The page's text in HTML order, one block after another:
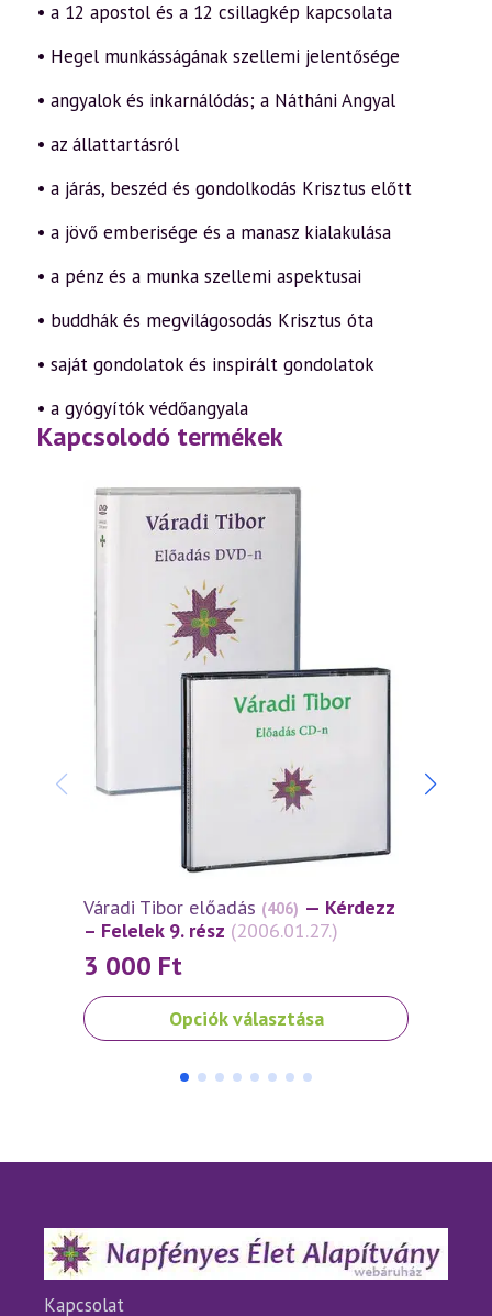
• a 12 apostol és a 12 csillagkép kapcsolata
• Hegel munkásságának szellemi jelentősége
• angyalok és inkarnálódás; a Nátháni Angyal
• az állattartásról
• a járás, beszéd és gondolkodás Krisztus előtt
• a jövő emberisége és a manasz kialakulása
• a pénz és a munka szellemi aspektusai
• buddhák és megvilágosodás Krisztus óta
• saját gondolatok és inspirált gondolatok
• a gyógyítók védőangyala
Kapcsolodó termékek
Váradi Tibor előadás (406) — Kérdezz
– Felelek 9. rész (2006.01.27.)
3 000 Ft
Opciók választása
Ennek
a
A
termékoldalon
választhatók
ki
A
ki
Kapcsolat